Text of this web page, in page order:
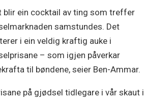
blir ein cocktail av ting som treffer
samstundes. Det
i ein veldig kraftig auke i
– som igjen påverkar
til bøndene, seier Ben-Ammar.
på gjødsel tidlegare i vår skaut i